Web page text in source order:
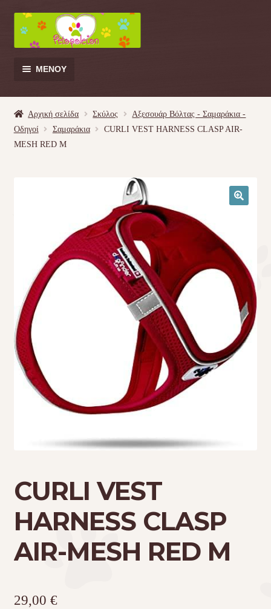
Απευθείας
μετάβαση
στην
πλοήγηση
Μετάβαση
σε
περιεχόμενο
ΜΕΝΟΎ
Γάτα
Κρεβατάκια
Τσάντες μεταφοράς
Φροντίδα – Είδη Υγιεινής
Αρχική σελίδα Σκύλος
Αξεσουάρ Βόλτας - Σαμαράκια -
Οδηγοί
Σαμαράκια
CURLI VEST HARNESS CLASP AIR-
MESH RED M
CURLI VEST
HARNESS CLASP
AIR-MESH RED M
29,00 €